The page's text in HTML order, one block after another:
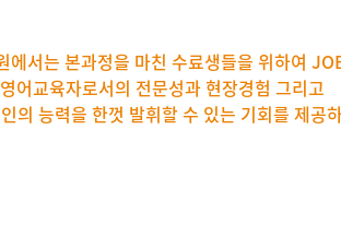
에서는 본과정을 마친 수료생들을 위하여
어교육자로서의 전문성과 현장경험 그리고
의 능력을 한껏 발휘할 수 있는 기회를 제공